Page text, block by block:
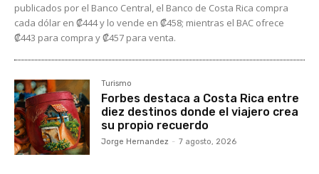
publicados por el Banco Central, el Banco de Costa Rica compra
cada dólar en ₡444 y lo vende en ₡458; mientras el BAC ofrece
₡443 para compra y ₡457 para venta.
Turismo
Forbes destaca a Costa Rica entre
diez destinos donde el viajero crea
su propio recuerdo
Jorge Hernandez - 7 agosto, 2026